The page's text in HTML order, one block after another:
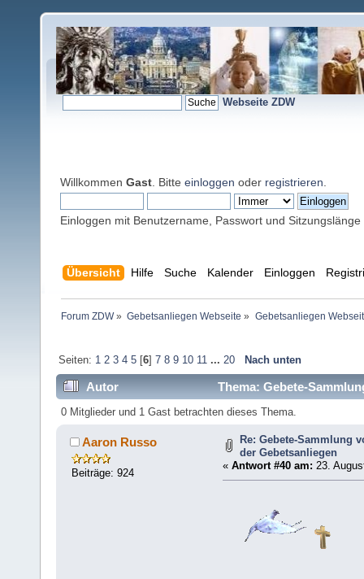
Webseite ZDW
Willkommen Gast . Bitte einloggen oder registrieren
Einloggen mit Benutzername, Passwort und Sitzungslänge
Übersicht Hilfe Suche Kalender Einloggen
Forum ZDW» Gebetsanliegen Webseite » Gebetsanliegen
Seiten: 1 2 3 4 5[6] 7 8 9 10 11 ... 20 Nach unten
Autor
Thema: Gebete-
364364 mal)
0 Mitglieder und 1 Gast betrachten dieses Thema.
Aaron Russo
Beiträge: 924
Re: Gebete-Sammlung
der Gebetsanliegen
« Antwort #40 am: 23.